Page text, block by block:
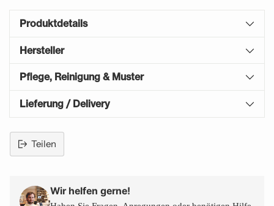
Produktdetails
Hersteller
Pflege, Reinigung & Muster
Lieferung / Delivery
Teilen
den
Warenkorb
Wir helfen gerne!